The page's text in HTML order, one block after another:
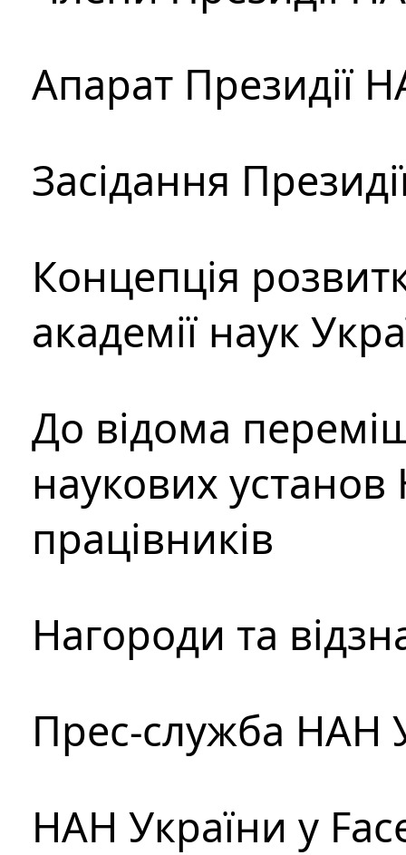
Апарат Президії
Засідання
Концепція
академії наук
До відома
наукових установ
працівників
Нагороди та
Прес-служба НАН
НАН України у